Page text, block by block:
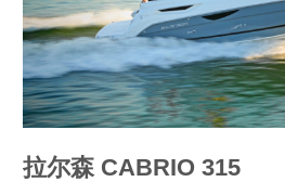
拉尔森 CABRIO 315